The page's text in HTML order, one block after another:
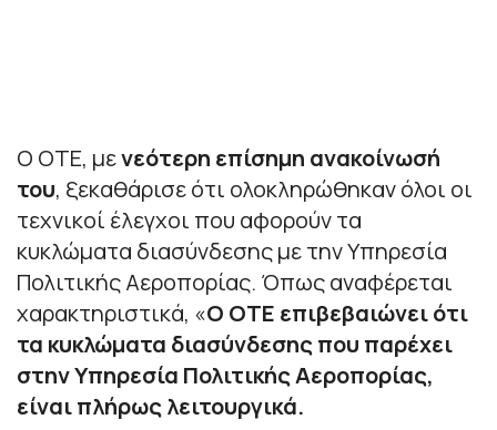
Ο ΟΤΕ, μενεότερη επίσημη ανακοίνωσή
του, ξεκαθάρισε ότι ολοκληρώθηκαν όλοι οι
τεχνικοί έλεγχοι που αφορούν τα
κυκλώματα διασύνδεσης με την Υπηρεσία
Πολιτικής Αεροπορίας. Όπως αναφέρεται
χαρακτηριστικά, «Ο ΟΤΕ επιβεβαιώνει ότι
τα κυκλώματα διασύνδεσης που παρέχει
στην Υπηρεσία Πολιτικής Αεροπορίας,
είναι πλήρως λειτουργικά.